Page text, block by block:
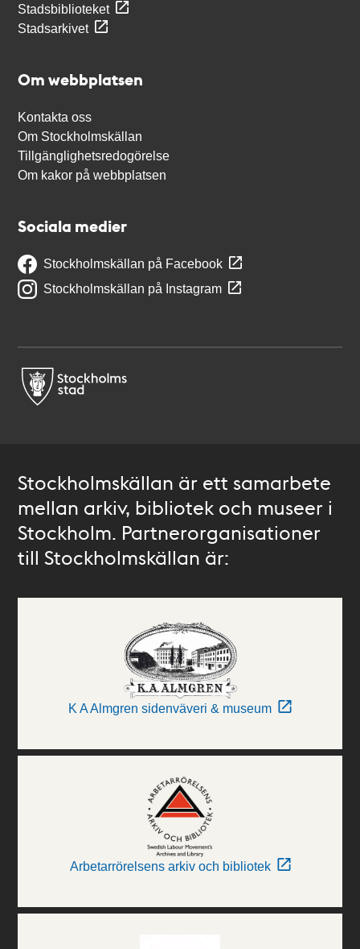
Stadsbiblioteket
Stadsarkivet
Om webbplatsen
Kontakta oss
Om Stockholmskällan
Tillgänglighetsredogörelse
Om kakor på webbplatsen
Sociala medier
Stockholmskällan på Facebook
Stockholmskällan på Instagram
Stockholmskällan är ett samarbete
mellan arkiv, bibliotek och museer i
Stockholm. Partnerorganisationer
till Stockholmskällan är:
K A Almgren sidenväveri & museum
Arbetarrörelsens arkiv och bibliotek